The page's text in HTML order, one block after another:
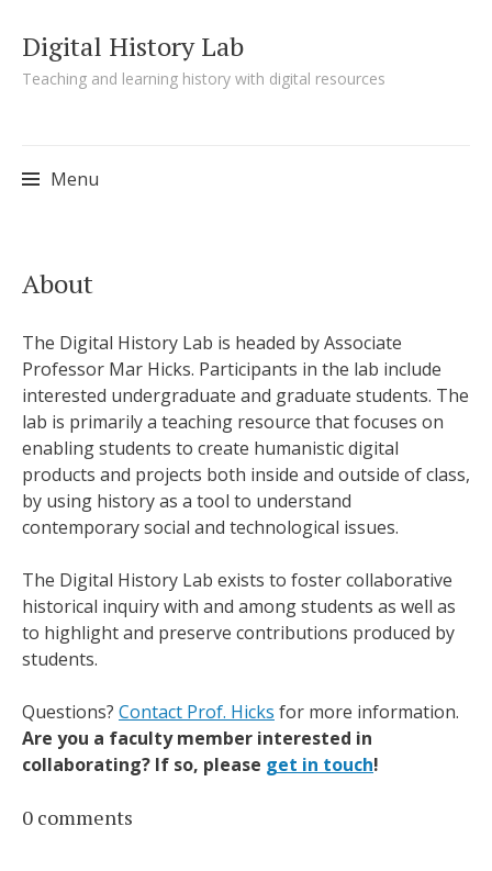
Digital History Lab
Teaching and learning history with digital resources
Menu
About
The Digital History Lab is headed by Associate
Professor Mar Hicks. Participants in the lab include
interested undergraduate and graduate students. The
lab is primarily a teaching resource that focuses on
enabling students to create humanistic digital
products and projects both inside and outside of class,
by using history as a tool to understand
contemporary social and technological issues.
The Digital History Lab exists to foster collaborative
historical inquiry with and among students as well as
to highlight and preserve contributions produced by
students.
Questions? Contact Prof. Hicks for more information.
Are you a faculty member interested in
collaborating? If so, please get in touch!
0 comments